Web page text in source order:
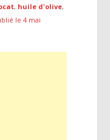
, huile d'olive,
le 4 mai